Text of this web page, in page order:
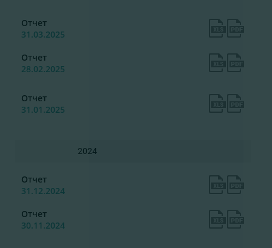
Отчет
31.03.2025
Отчет
28.02.2025
Отчет
31.01.2025
2024
Отчет
31.12.2024
Отчет
30.11.2024